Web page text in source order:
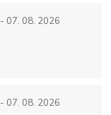
- 07. 08. 2026
- 07. 08. 2026